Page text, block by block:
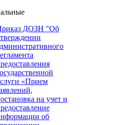
ДОЗН "Об
«Прием
на учет и
об